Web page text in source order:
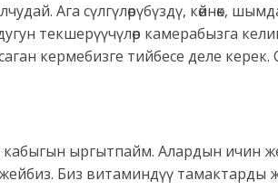
Ага сүлгүлөрүбүздү, көйнөк,
текшерүүчүлөр камерабызга
кермебизге тийбесе деле керек.
ыргытпайм. Алардын ичин
Биз витаминдүү тамактарды